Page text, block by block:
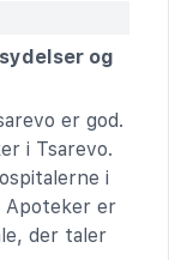
og
er god.
i Tsarevo.
i
Apoteker er
der taler